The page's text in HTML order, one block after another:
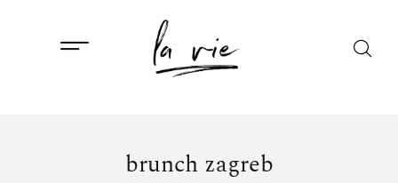
brunch zagreb